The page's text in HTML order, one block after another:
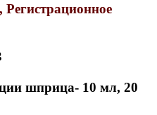
шприца- 10 мл, 20